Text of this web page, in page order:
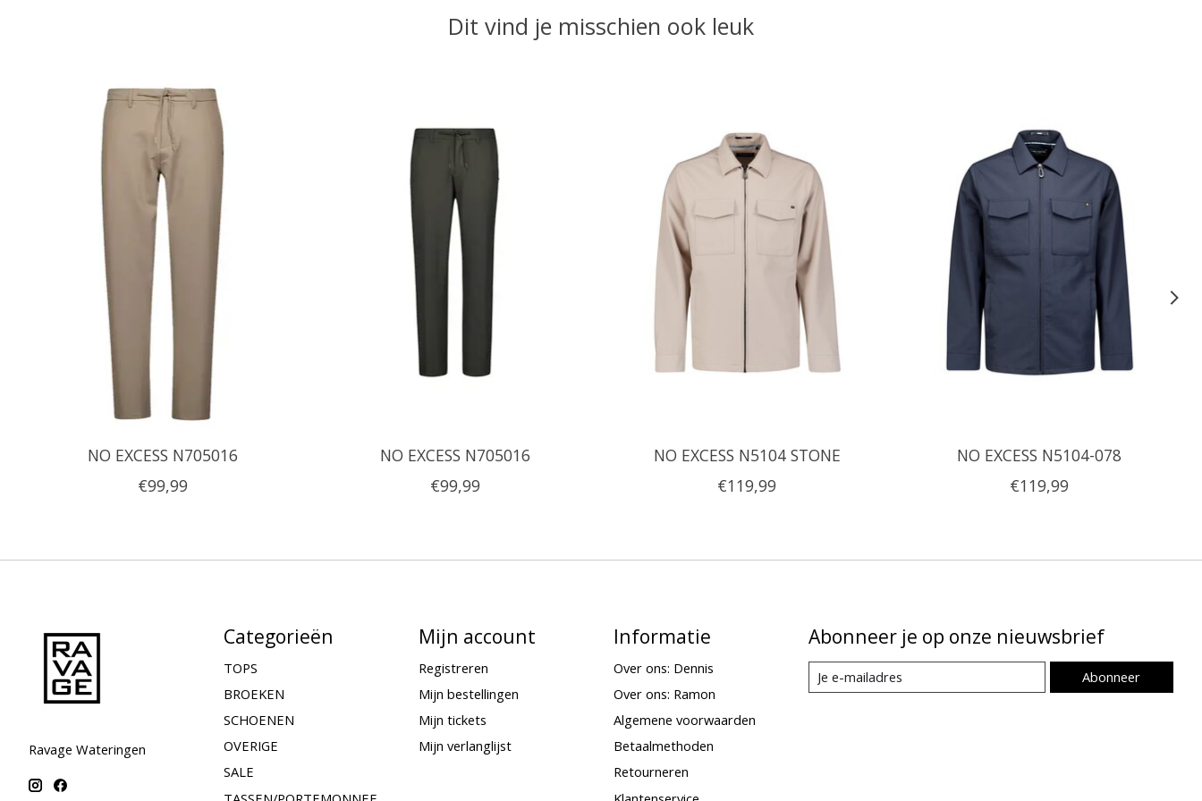
Dit vind je misschien ook leuk
Items van productcarrousel
NO EXCESS N705016
€99,99
NO EXCESS N705016
€99,99
NO EXCESS N5104 STONE
€119,99
NO EXCESS N5104-078
€119,99
Ravage Wateringen
Categorieën
TOPS
BROEKEN
SCHOENEN
OVERIGE
SALE
Mijn account
Registreren
Mijn bestellingen
Mijn tickets
Mijn verlanglijst
Informatie
Over ons: Dennis
Over ons: Ramon
Algemene voorwaarden
Betaalmethoden
Retourneren
Abonneer je op onze nieuwsbrief
Abonneer